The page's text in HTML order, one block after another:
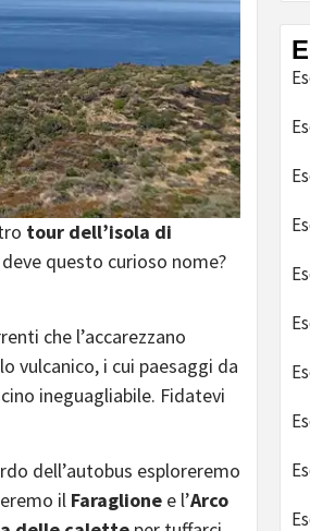
tour dell’isola di
questo curioso nome?
che l’accarezzano
vulcanico, i cui paesaggi da
ineguagliabile. Fidatevi
dell’autobus esploreremo
il Faraglione e l’Arco